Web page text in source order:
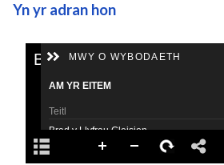
Yn yr adran hon